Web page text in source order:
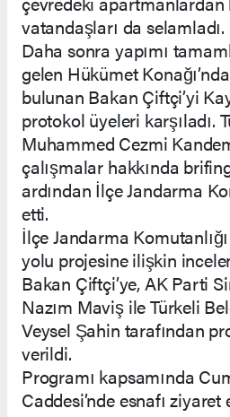
vatandaşları da selamladı.
Daha sonra yapımı
gelen Hükümet
bulunan Bakan Çiftçi’yi
protokol üyeleri karşıladı.
Muhammed Cezmi
çalışmalar hakkında
ardından İlçe Jandarma
etti.
İlçe Jandarma
yolu projesine ilişkin
Bakan Çiftçi’ye, AK Parti
Nazım Maviş ile Türkeli
Veysel Şahin tarafından
verildi.
Programı kapsamında
Caddesi’nde esnafı